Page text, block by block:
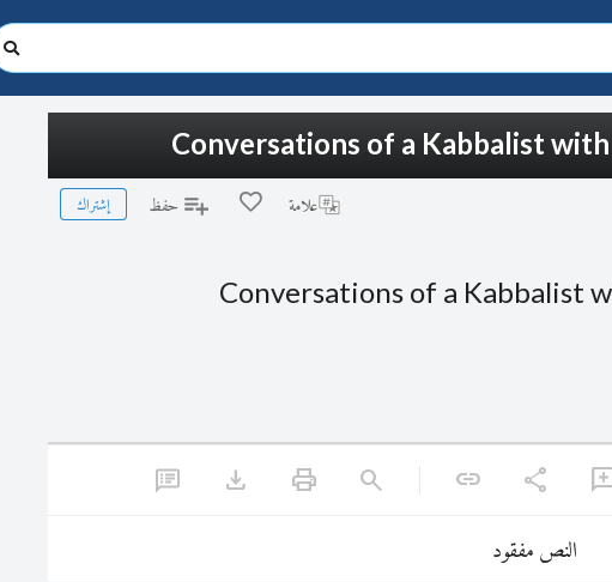
Conversations of a Kabbalist
علامة حفظ إشتراك
Conversations of a Kabbalist
share
link
search
print
download
النص مفقود